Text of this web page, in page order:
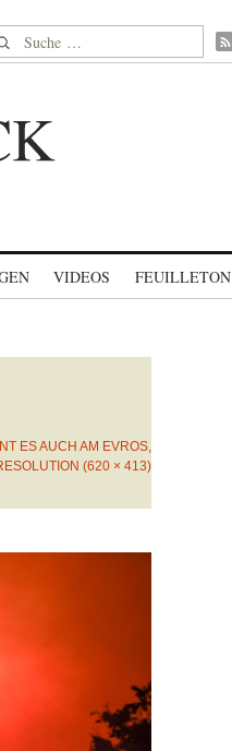
nach:
VIDEOS FEUILLETON
ES AUCH AM EVROS,
(620 × 413)